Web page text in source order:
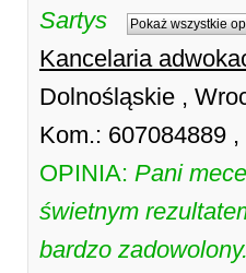
Sartys
Pokaż wszystkie
Kancelaria
Dolnośląskie ,
Kom.: 607084889
OPINIA: Pani
świetnym
bardzo zadowolony.